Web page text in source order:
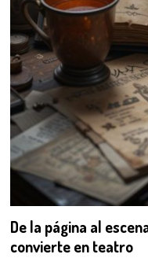
De la página al
convierte en teatro